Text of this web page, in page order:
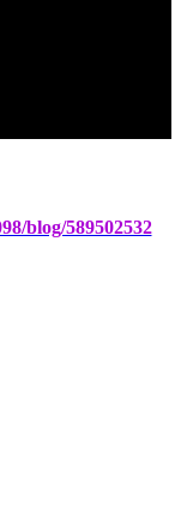
blog/589502532